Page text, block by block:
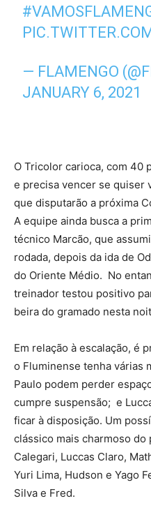
— FLAMENGO
JANUARY 6, 2021
O Tricolor carioca, com 40
e precisa vencer se quiser
que disputarão a próxima
A equipe ainda busca a
técnico Marcão, que
rodada, depois da ida de
do Oriente Médio. No
treinador testou positivo
beira do gramado nesta
Em relação à escalação, é
o Fluminense tenha várias
Paulo podem perder
cumpre suspensão; e
ficar à disposição. Um
clássico mais charmoso do
Calegari, Luccas Claro,
Yuri Lima, Hudson e Yago
Silva e Fred.